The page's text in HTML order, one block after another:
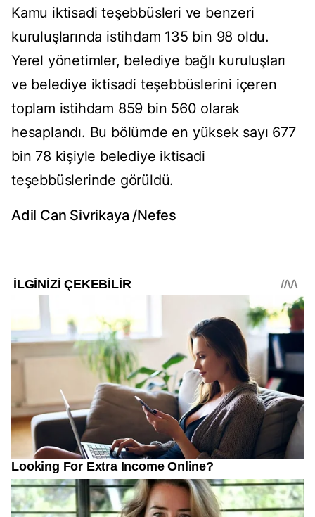
Kamu iktisadi teşebbüsleri ve benzeri
kuruluşlarında istihdam 135 bin 98 oldu.
Yerel yönetimler, belediye bağlı kuruluşları
ve belediye iktisadi teşebbüslerini içeren
toplam istihdam 859 bin 560 olarak
hesaplandı. Bu bölümde en yüksek sayı 677
bin 78 kişiyle belediye iktisadi
teşebbüslerinde görüldü.
Adil Can Sivrikaya /Nefes